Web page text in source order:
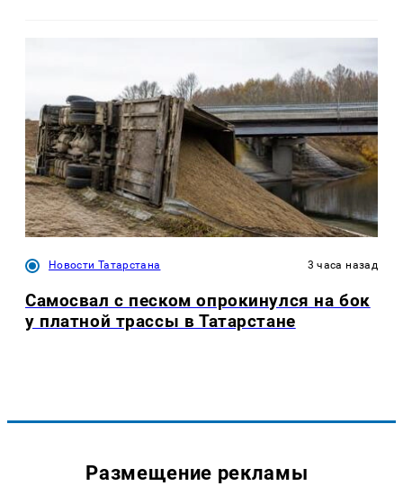
Новости Татарстана 3 часа назад
Самосвал с песком опрокинулся на бок
у платной трассы в Татарстане
Размещение рекламы